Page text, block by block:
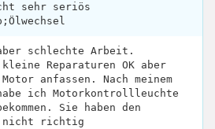
sehr seriös
schlechte Arbeit.
Reparaturen OK aber
anfassen. Nach meinem
ich Motorkontrollleuchte
Sie haben den
nicht richtig